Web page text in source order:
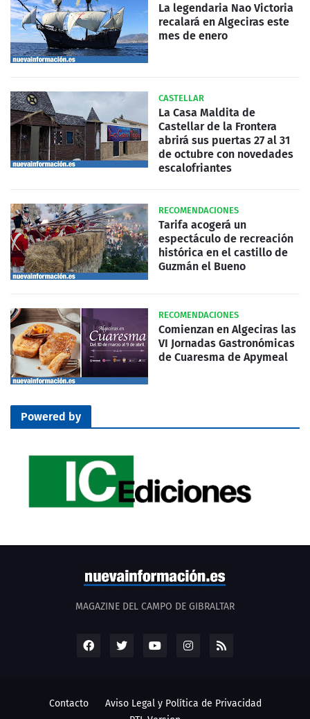
La legendaria Nao Victoria
recalará en Algeciras este
mes de enero
CASTELLAR
La Casa Maldita de
Castellar de la Frontera
abrirá sus puertas 27 al 31
de octubre con novedades
escalofriantes
RECOMENDACIONES
Tarifa acogerá un
espectáculo de recreación
histórica en el castillo de
Guzmán el Bueno
RECOMENDACIONES
Comienzan en Algeciras las
VI Jornadas Gastronómicas
de Cuaresma de Apymeal
Powered by
MAGAZINE DEL CAMPO DE GIBRALTAR
Contacto
Aviso Legal y Política de Privacidad